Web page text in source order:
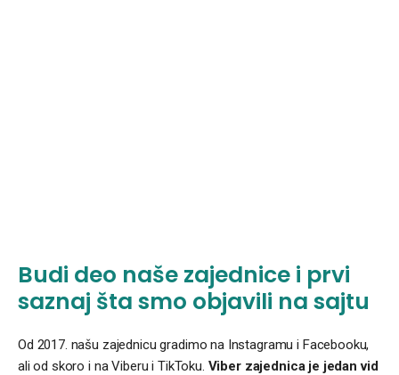
Budi deo naše zajednice i prvi
saznaj šta smo objavili na sajtu
Od 2017. našu zajednicu gradimo na Instagramu i Facebooku,
ali od skoro i na Viberu i TikToku. Viber zajednica je jedan vid